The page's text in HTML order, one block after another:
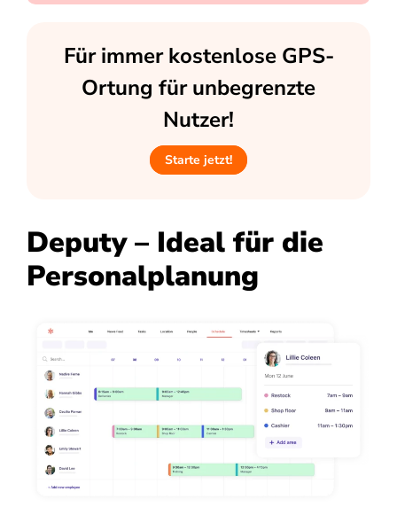
Für immer kostenlose GPS-
Ortung für unbegrenzte
Nutzer!
Starte jetzt!
Deputy – Ideal für die
Personalplanung